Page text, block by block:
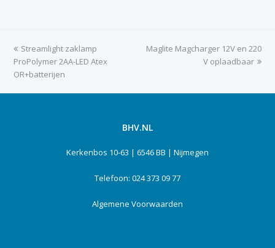
previous
post:
Streamlight zaklamp
ProPolymer 2AA-LED Atex
OR+batterijen
next
Maglite Magcharger 12V en 220
V oplaadbaar
BHV.NL
Kerkenbos 10-63 | 6546 BB | Nijmegen
Telefoon: 024 373 09 77
Algemene Voorwaarden